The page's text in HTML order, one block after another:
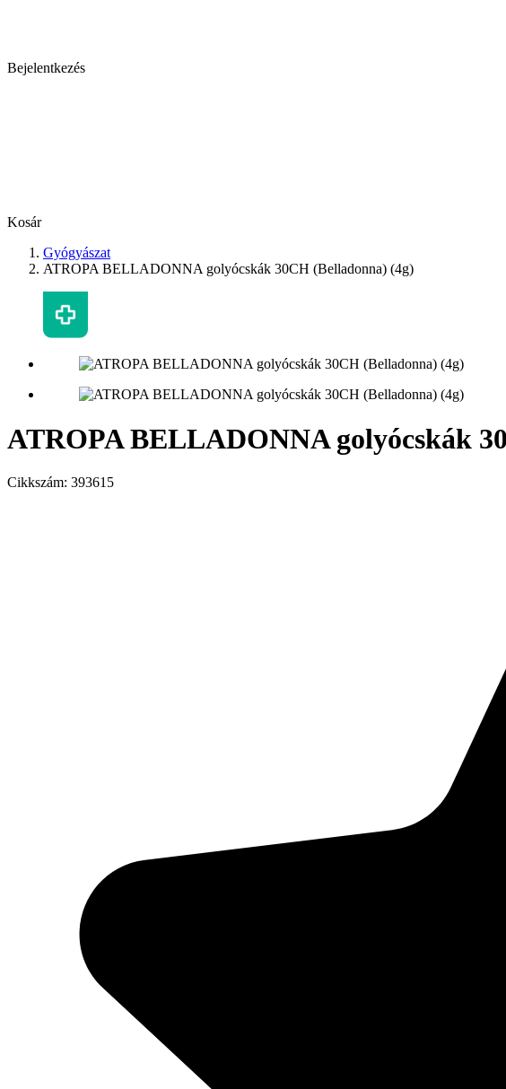
Bejelentkezés
Kosár
Gyógyászat
ATROPA BELLADONNA golyócskák 30CH (Belladonna) (4g)
ATROPA BELLADONNA golyócskák
Cikkszám: 393615